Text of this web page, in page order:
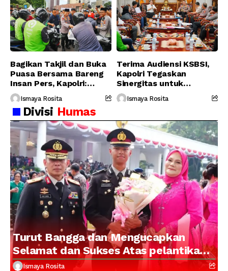
Bagikan Takjil dan Buka
Puasa Bersama Bareng
Insan Pers, Kapolri:
Suara Media Suara
Publik
Ismaya Rosita
Terima Audiensi KSBSI,
Kapolri Tegaskan
Sinergitas untuk
Perjuangkan Hak Buruh
Ismaya Rosita
Divisi Humas
Turut Bangga dan Mengucapkan
Selamat dan Sukses Atas pelantikan
Putra Brigjen Pol Drs, A.M Kamal.
Ismaya Rosita